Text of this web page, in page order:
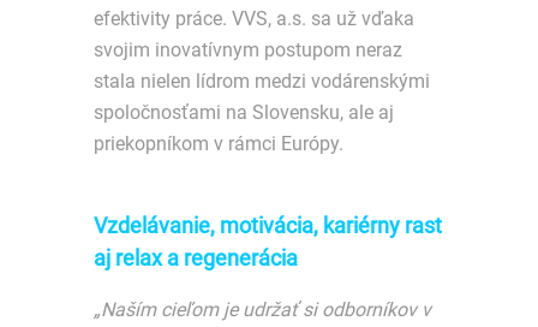
efektivity práce. VVS, a.s. sa už vďaka
svojim inovatívnym postupom neraz
stala nielen lídrom medzi vodárenskými
spoločnosťami na Slovensku, ale aj
priekopníkom v rámci Európy.
Vzdelávanie, motivácia, kariérny rast
aj relax a regenerácia
„Naším cieľom je udržať si odborníkov v